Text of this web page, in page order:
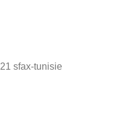
sfax-tunisie